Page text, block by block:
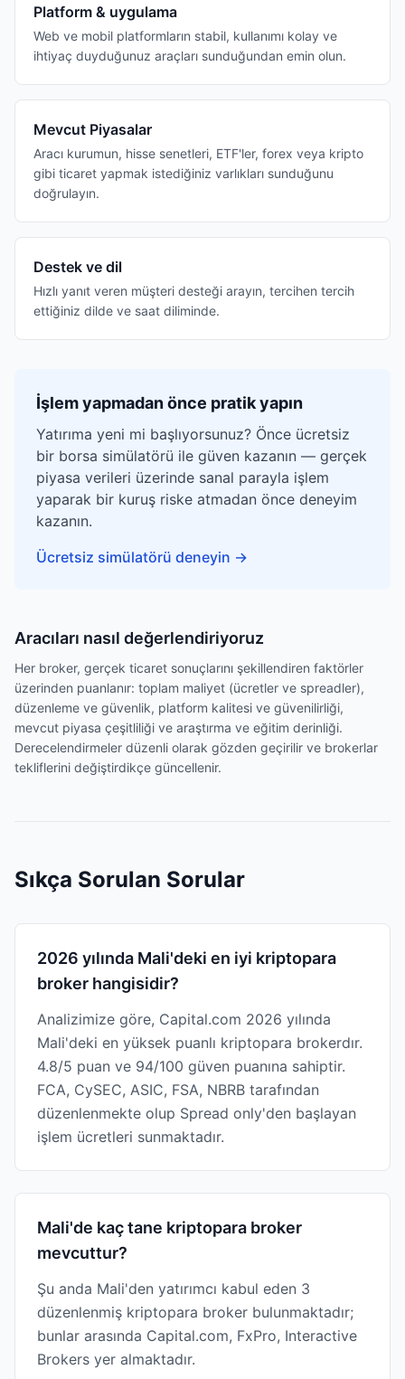
Platform & uygulama
Web ve mobil platformların stabil, kullanımı kolay ve
ihtiyaç duyduğunuz araçları sunduğundan emin olun.
Mevcut Piyasalar
Aracı kurumun, hisse senetleri, ETF'ler, forex veya kripto
gibi ticaret yapmak istediğiniz varlıkları sunduğunu
doğrulayın.
Destek ve dil
Hızlı yanıt veren müşteri desteği arayın, tercihen tercih
ettiğiniz dilde ve saat diliminde.
İşlem yapmadan önce pratik yapın
Yatırıma yeni mi başlıyorsunuz? Önce ücretsiz
bir borsa simülatörü ile güven kazanın — gerçek
piyasa verileri üzerinde sanal parayla işlem
yaparak bir kuruş riske atmadan önce deneyim
kazanın.
Ücretsiz simülatörü deneyin →
Aracıları nasıl değerlendiriyoruz
Her broker, gerçek ticaret sonuçlarını şekillendiren faktörler
üzerinden puanlanır: toplam maliyet (ücretler ve spreadler),
düzenleme ve güvenlik, platform kalitesi ve güvenilirliği,
mevcut piyasa çeşitliliği ve araştırma ve eğitim derinliği.
Derecelendirmeler düzenli olarak gözden geçirilir ve brokerlar
tekliflerini değiştirdikçe güncellenir.
Sıkça Sorulan Sorular
2026 yılında Mali'deki en iyi kriptopara
broker hangisidir?
Analizimize göre, Capital.com 2026 yılında
Mali'deki en yüksek puanlı kriptopara brokerdır.
4.8/5 puan ve 94/100 güven puanına sahiptir.
FCA, CySEC, ASIC, FSA, NBRB tarafından
düzenlenmekte olup Spread only'den başlayan
işlem ücretleri sunmaktadır.
Mali'de kaç tane kriptopara broker
mevcuttur?
Şu anda Mali'den yatırımcı kabul eden 3
düzenlenmiş kriptopara broker bulunmaktadır;
bunlar arasında Capital.com, FxPro, Interactive
Brokers yer almaktadır.